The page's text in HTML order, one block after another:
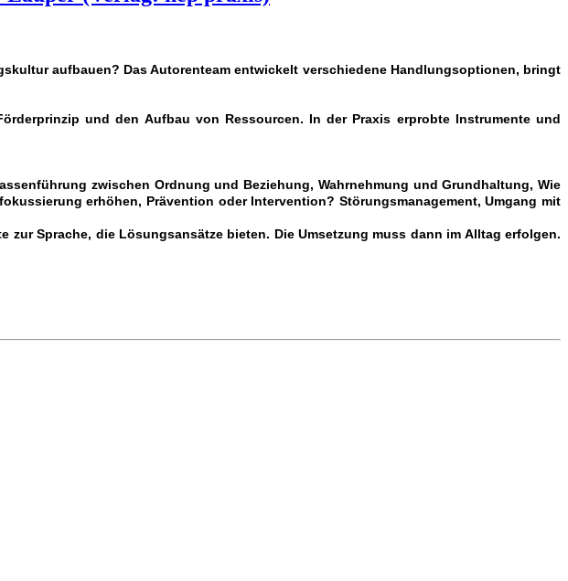
aufbauen? Das Autorenteam entwickelt verschiedene Handlungsoptionen, bringt
und den Aufbau von Ressourcen. In der Praxis erprobte Instrumente und
zwischen Ordnung und Beziehung, Wahrnehmung und Grundhaltung, Wie
erhöhen, Prävention oder Intervention? Störungsmanagement, Umgang mit
Sprache, die Lösungsansätze bieten. Die Umsetzung muss dann im Alltag erfolgen.